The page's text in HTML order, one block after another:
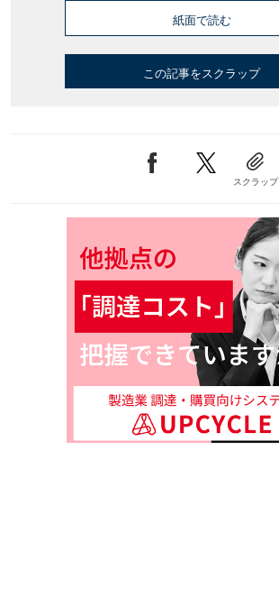
紙面で読む
この記事をスクラップ
スクラップ